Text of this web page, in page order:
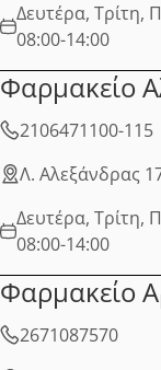
Δευτέρα, Τρίτη,
08:00-14:00
Φαρμακείο
2106471100-115
Λ. Αλεξάνδρας
Δευτέρα, Τρίτη,
08:00-14:00
Φαρμακείο
2671087570